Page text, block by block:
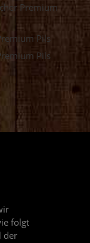
Premium
Pils
Pils
folgt
der